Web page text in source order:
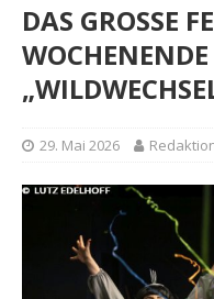
DAS GROSSE
29. Mai 2026